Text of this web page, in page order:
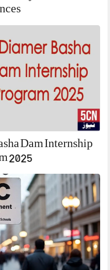
Dam Internship
2025